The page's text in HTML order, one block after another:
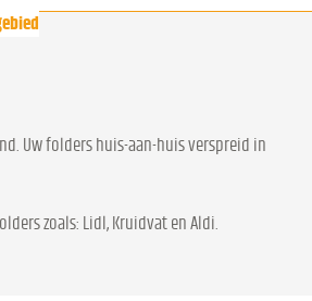
Uw folders huis-aan-huis verspreid in
zoals: Lidl, Kruidvat en Aldi.